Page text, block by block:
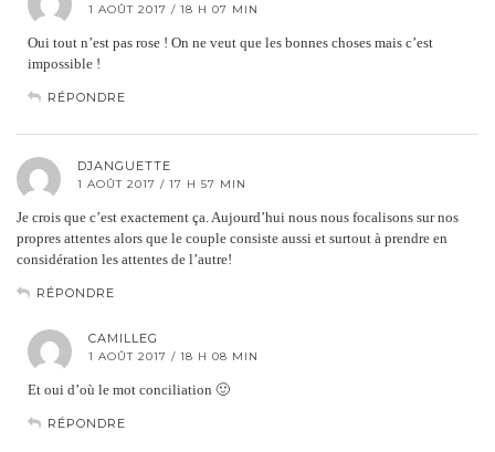
1 AOÛT 2017 / 18 H 07 MIN
Oui tout n’est pas rose ! On ne veut que les bonnes choses mais c’est
impossible !
RÉPONDRE
DJANGUETTE
1 AOÛT 2017 / 17 H 57 MIN
Je crois que c’est exactement ça. Aujourd’hui nous nous focalisons sur nos
propres attentes alors que le couple consiste aussi et surtout à prendre en
considération les attentes de l’autre!
RÉPONDRE
CAMILLEG
1 AOÛT 2017 / 18 H 08 MIN
Et oui d’où le mot conciliation 🙂
RÉPONDRE